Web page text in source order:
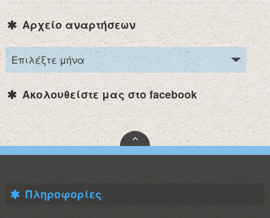
Αρχείο αναρτήσεων
Ακολουθείστε μας στο facebook
Πληροφορίες